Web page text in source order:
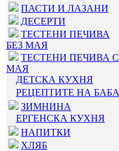
ПАСТИ И ЛАЗАНИ
ДЕСЕРТИ
ТЕСТЕНИ ПЕЧИВА
БЕЗ МАЯ
ТЕСТЕНИ ПЕЧИВА С
МАЯ
ДЕТСКА КУХНЯ
РЕЦЕПТИТЕ НА БАБА
ЗИМНИНА
ЕРГЕНСКА КУХНЯ
НАПИТКИ
ХЛЯБ